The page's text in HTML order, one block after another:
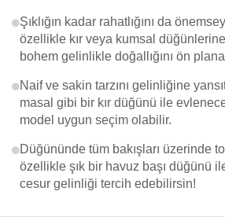
Şıklığın kadar rahatlığını da
özellikle kır veya kumsal
bohem gelinlikle doğallığını ön
Naif ve sakin tarzını gelinliğine
masal gibi bir kır düğünü ile
model uygun seçim olabilir.
Düğününde tüm bakışları üzerinde
özellikle şık bir havuz başı düğünü
cesur gelinliği tercih edebilirsin!